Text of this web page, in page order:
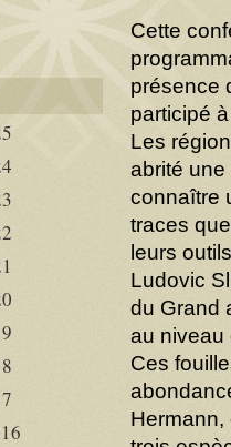
Cette
présence
participé
Les
abrité une
connaître
traces
leurs
Ludovic
du Grand
au niveau
Ces
Hermann,